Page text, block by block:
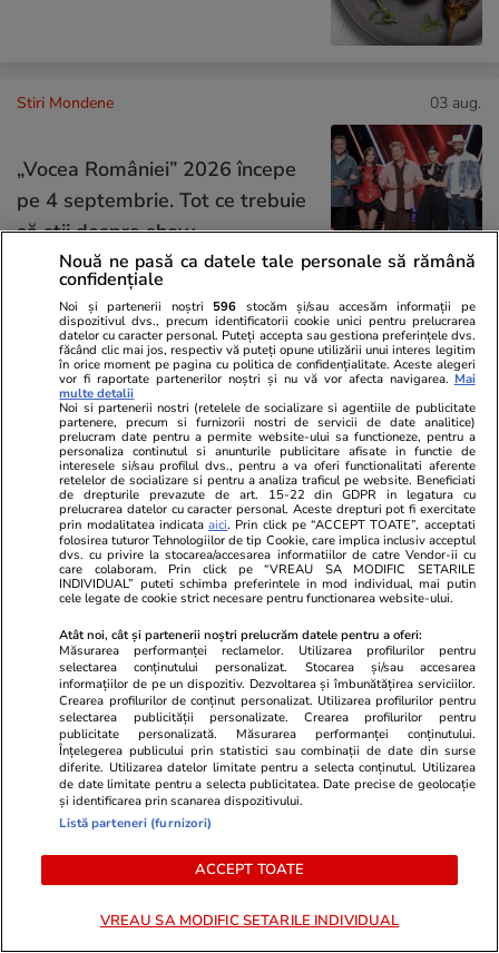
Stiri Mondene 03 aug.
„Vocea României” 2026 începe
pe 4 septembrie. Tot ce trebuie
să știi despre show
Știri România 03 aug.
Prima localitate din România în
care apa va fi oprită în fiecare
noapte din cauza secetei: „Nu se
poate asigura distribuția apei în
regim continuu”
Știri România 03 aug.
Un polițist și angajați ai unor
spitale au racolat mii de victime
ale accidentelor pentru
despăgubiri. Procurorii au
descoperit un număr uriaș de
cazuri
Știri România
Ce spune Radu Miruţă despre
reducerea activităţii la metrou
Nouă ne pasă ca datele tale personale să rămână
confidențiale
Noi și partenerii noștri 596 stocăm și/sau accesăm informații pe
dispozitivul dvs., precum identificatorii cookie unici pentru prelucrarea
datelor cu caracter personal. Puteți accepta sau gestiona preferințele dvs.
făcând clic mai jos, respectiv vă puteți opune utilizării unui interes legitim
în orice moment pe pagina cu politica de confidențialitate. Aceste alegeri
vor fi raportate partenerilor noștri și nu vă vor afecta navigarea. Mai
multe detalii
Noi si partenerii nostri (retelele de socializare si agentiile de publicitate
partenere, precum si furnizorii nostri de servicii de date analitice)
prelucram date pentru a permite website-ului sa functioneze, pentru a
personaliza continutul si anunturile publicitare afisate in functie de
interesele si/sau profilul dvs., pentru a va oferi functionalitati aferente
retelelor de socializare si pentru a analiza traficul pe website. Beneficiati
de drepturile prevazute de art. 15-22 din GDPR in legatura cu
prelucrarea datelor cu caracter personal. Aceste drepturi pot fi exercitate
prin modalitatea indicataaici. Prin click pe “ACCEPT TOATE”, acceptati
folosirea tuturor Tehnologiilor de tip Cookie, care implica inclusiv acceptul
dvs. cu privire la stocarea/accesarea informatiilor de catre Vendor-ii cu
care colaboram. Prin click pe “VREAU SA MODIFIC SETARILE
INDIVIDUAL” puteti schimba preferintele in mod individual, mai putin
cele legate de cookie strict necesare pentru functionarea website-ului.
Atât noi, cât și partenerii noștri prelucrăm datele pentru a oferi:
Măsurarea performanței reclamelor. Utilizarea profilurilor pentru
selectarea conținutului personalizat. Stocarea și/sau accesarea
informațiilor de pe un dispozitiv. Dezvoltarea și îmbunătățirea serviciilor.
Crearea profilurilor de conținut personalizat. Utilizarea profilurilor pentru
selectarea publicității personalizate. Crearea profilurilor pentru
publicitate personalizată. Măsurarea performanței conținutului.
Înțelegerea publicului prin statistici sau combinații de date din surse
diferite. Utilizarea datelor limitate pentru a selecta conținutul. Utilizarea
de date limitate pentru a selecta publicitatea. Date precise de geolocație
și identificarea prin scanarea dispozitivului.
Listă parteneri (furnizori)
ACCEPT TOATE
VREAU SA MODIFIC SETARILE INDIVIDUAL